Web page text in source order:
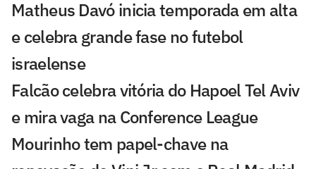
Matheus Davó inicia temporada em alta
e celebra grande fase no futebol
israelense
Falcão celebra vitória do Hapoel Tel Aviv
e mira vaga na Conference League
Mourinho tem papel-chave na